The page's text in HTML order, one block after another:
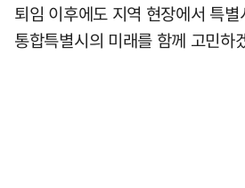
퇴임 이후에도 지역 현장에서 특
통합특별시의 미래를 함께 고민하